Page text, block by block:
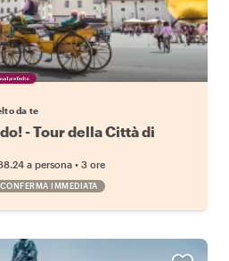
preferito
da te
- Tour della Città di
a persona • 3 ore
CONFERMA IMMEDIATA